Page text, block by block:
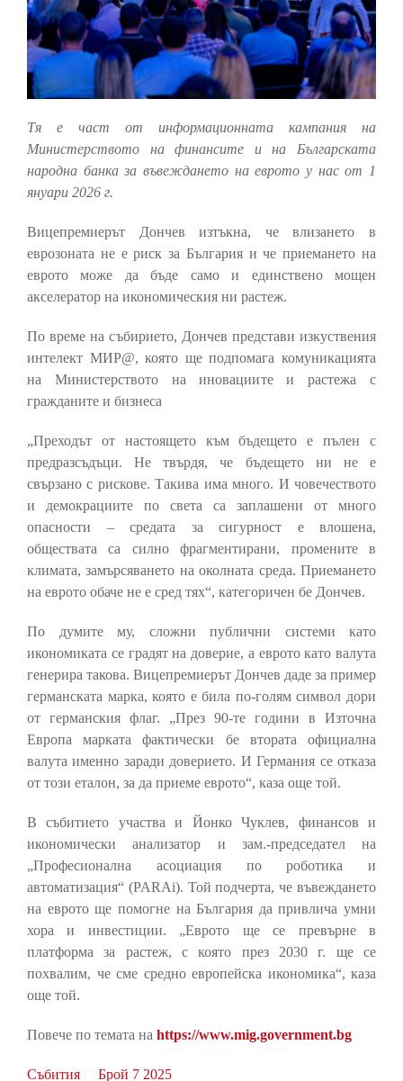
Тя е част от информационната кампания на
Министерството на финансите и на Българската
народна банка за въвеждането на еврото у нас от 1
януари 2026 г.
Вицепремиерът Дончев изтъкна, че влизането в
еврозоната не е риск за България и че приемането на
еврото може да бъде само и единствено мощен
акселератор на икономическия ни растеж.
По време на събирието, Дончев представи изкуствения
интелект МИР@, която ще подпомага комуникацията
на Министерството на иновациите и растежа с
гражданите и бизнеса
„Преходът от настоящето към бъдещето е пълен с
предразсъдъци. Не твърдя, че бъдещето ни не е
свързано с рискове. Такива има много. И човечеството
и демокрациите по света са заплашени от много
опасности – средата за сигурност е влошена,
обществата са силно фрагментирани, промените в
климата, замърсяването на околната среда. Приемането
на еврото обаче не е сред тях“, категоричен бе Дончев.
По думите му, сложни публични системи като
икономиката се градят на доверие, а еврото като валута
генерира такова. Вицепремиерът Дончев даде за пример
германската марка, която е била по-голям символ дори
от германския флаг. „През 90-те години в Източна
Европа марката фактически бе втората официална
валута именно заради доверието. И Германия се отказа
от този еталон, за да приеме еврото“, каза още той.
В събитието участва и Йонко Чуклев, финансов и
икономически анализатор и зам.-председател на
„Професионална асоциация по роботика и
автоматизация“ (PARAi). Той подчерта, че въвеждането
на еврото ще помогне на България да привлича умни
хора и инвестиции. „Еврото ще се превърне в
платформа за растеж, с която през 2030 г. ще се
похвалим, че сме средно европейска икономика“, каза
още той.
Повече по темата на https://www.mig.government.bg
Събития Брой 7 2025